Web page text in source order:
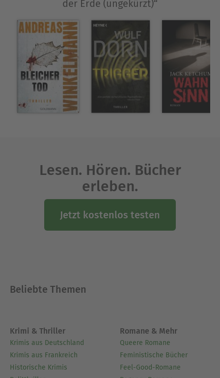
der Erde (ungekürzt)“
Lesen. Hören. Bücher
erleben.
Jetzt kostenlos testen
Beliebte Themen
Krimi & Thriller
Krimis aus Deutschland
Krimis aus Frankreich
Historische Krimis
Romane & Mehr
Queere Romane
Feministische Bücher
Feel-Good-Romane